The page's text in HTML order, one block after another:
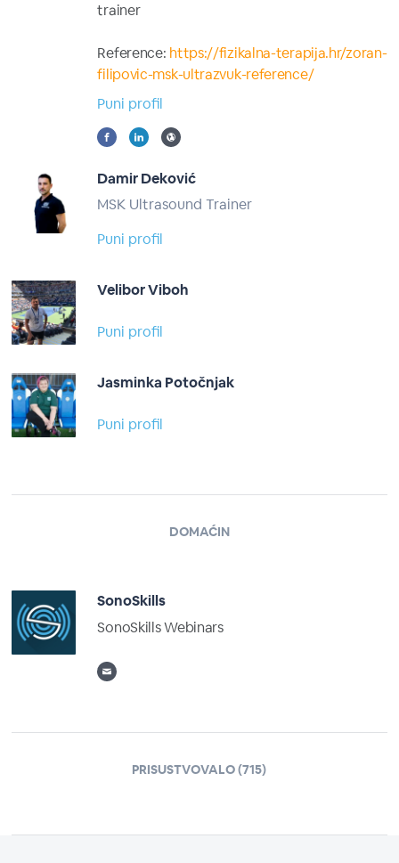
trainer
Reference: https://fizikalna-terapija.hr/zoran-
filipovic-msk-ultrazvuk-reference/
Puni profil
Damir Deković
MSK Ultrasound Trainer
Puni profil
Velibor Viboh
Puni profil
Jasminka Potočnjak
Puni profil
DOMAĆIN
SonoSkills
SonoSkills Webinars
PRISUSTVOVALO (715)